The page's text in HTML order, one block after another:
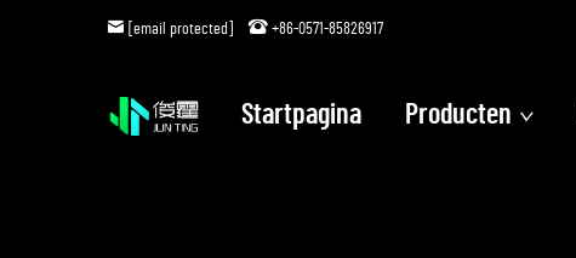
[email protected] +86-0571-85826917
Startpagina Producten